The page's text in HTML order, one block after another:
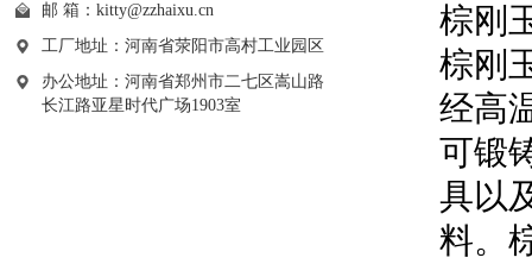
邮 箱： kitty@zzhaixu.cn
工厂地址：河南省荥阳市高村工业园区
办公地址：河南省郑州市二七区嵩山路
长江路亚星时代广场1903室
棕刚
棕刚
经高
可锻
具以
料。